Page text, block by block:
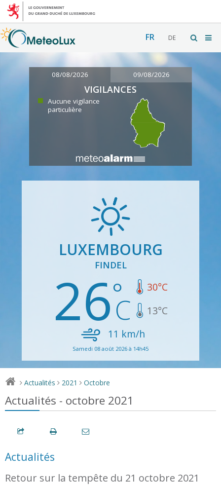
FR DE
08/08/2026 09/08/2026
VIGILANCES
Aucune vigilance
particulière
LUXEMBOURG
FINDEL
26 30°C
13°C
11 km/h
Samedi 08 août 2026 à 14h45
> Actualités > 2021 > Octobre
Actualités - octobre 2021
Actualités
Retour sur la tempête du 21 octobre 2021